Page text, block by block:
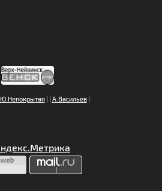
Ю.Непокрытая| | А.Васильев|